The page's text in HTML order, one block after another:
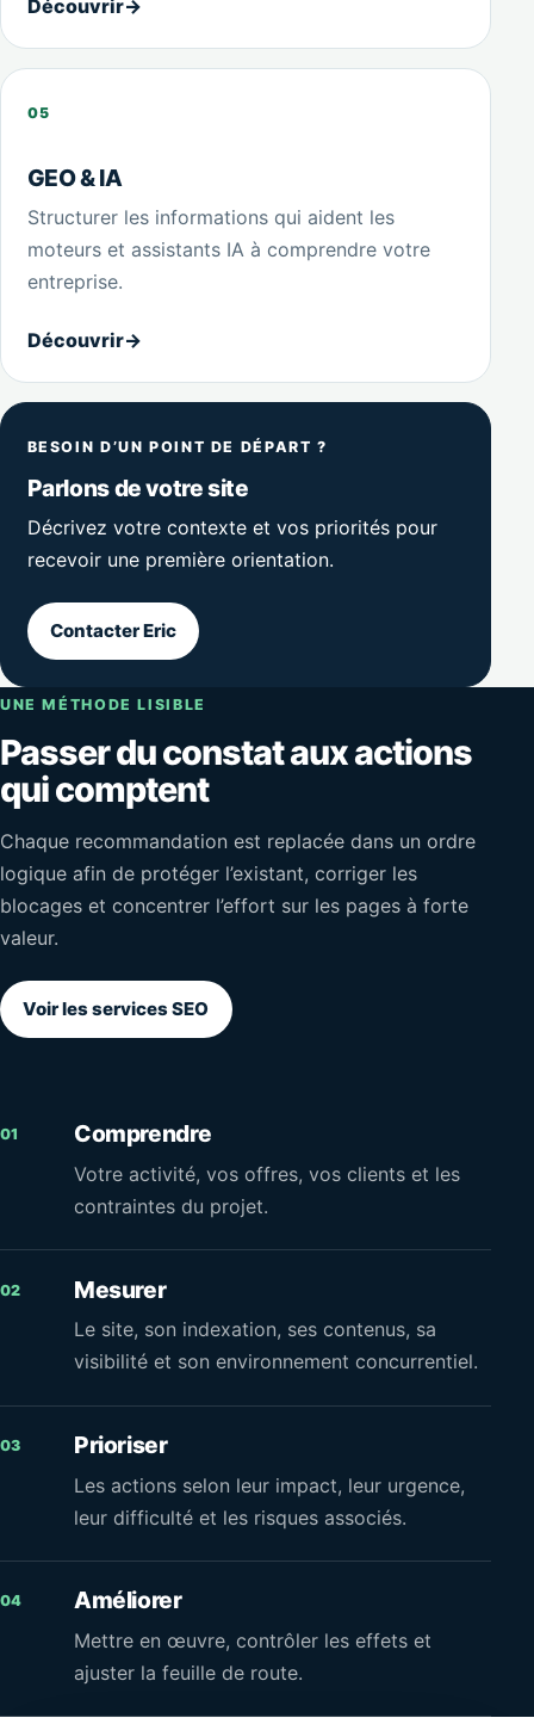
Découvrir→
05
GEO & IA
Structurer les informations qui aident les
moteurs et assistants IA à comprendre votre
entreprise.
Découvrir→
BESOIN D’UN POINT DE DÉPART ?
Parlons de votre site
Décrivez votre contexte et vos priorités pour
recevoir une première orientation.
Contacter Eric
UNE MÉTHODE LISIBLE
Passer du constat aux actions
qui comptent
Chaque recommandation est replacée dans un ordre
logique afin de protéger l’existant, corriger les
blocages et concentrer l’effort sur les pages à forte
valeur.
Voir les services SEO
01 Comprendre
Votre activité, vos offres, vos clients et les
contraintes du projet.
02 Mesurer
Le site, son indexation, ses contenus, sa
visibilité et son environnement concurrentiel.
03 Prioriser
Les actions selon leur impact, leur urgence,
leur difficulté et les risques associés.
04 Améliorer
Mettre en œuvre, contrôler les effets et
ajuster la feuille de route.